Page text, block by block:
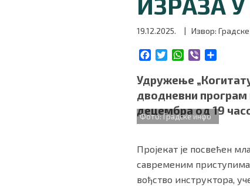
19.12.2025. | Извор:
c
e
b
o
o
i
t
e
r
W
a
s
A
p
b
r
a
e
Удружење
дводневни програм
децембра од 19
Фото: Градске инфо
Пројекат је посвећен
савременим приступима
вођство инструктора,
redakcija@gradskeinfo.rs
ПРАТИТЕ НАС
Услови коришћења|Политика